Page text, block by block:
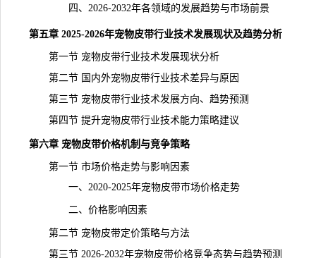
四、2026-2032年各领域的发展趋势与市场前景
第五章 2025-2026年宠物皮带行业技术发展现状及趋势分析
第一节 宠物皮带行业技术发展现状分析
第二节 国内外宠物皮带行业技术差异与原因
第三节 宠物皮带行业技术发展方向、趋势预测
第四节 提升宠物皮带行业技术能力策略建议
第六章 宠物皮带价格机制与竞争策略
第一节 市场价格走势与影响因素
一、2020-2025年宠物皮带市场价格走势
二、价格影响因素
第二节 宠物皮带定价策略与方法
第三节 2026-2032年宠物皮带价格竞争态势与趋势预测